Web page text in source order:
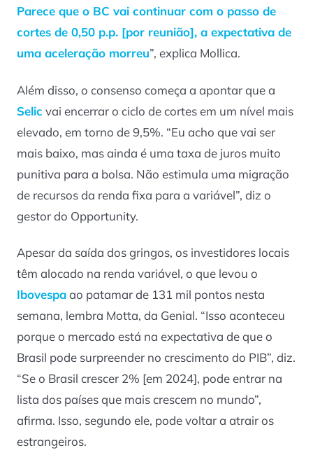
Parece que o BC vai continuar com o passo de
cortes de 0,50 p.p. [por reunião], a expectativa de
uma aceleração morreu”, explica Mollica.
Além disso, o consenso começa a apontar que a
Selic vai encerrar o ciclo de cortes em um nível mais
elevado, em torno de 9,5%. “Eu acho que vai ser
mais baixo, mas ainda é uma taxa de juros muito
punitiva para a bolsa. Não estimula uma migração
de recursos da renda fixa para a variável”, diz o
gestor do Opportunity.
Apesar da saída dos gringos, os investidores locais
têm alocado na renda variável, o que levou o
Ibovespaao patamar de 131 mil pontos nesta
semana, lembra Motta, da Genial. “Isso aconteceu
porque o mercado está na expectativa de que o
Brasil pode surpreender no crescimento do PIB”, diz.
“Se o Brasil crescer 2% [em 2024], pode entrar na
lista dos países que mais crescem no mundo”,
afirma. Isso, segundo ele, pode voltar a atrair os
estrangeiros.